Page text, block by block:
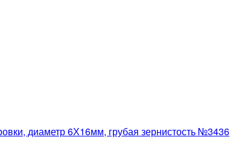
диаметр 6Х16мм, грубая зернистость №3436